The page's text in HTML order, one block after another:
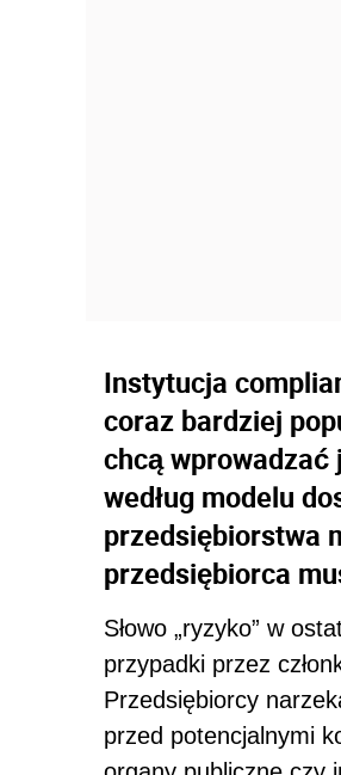
Instytucja
coraz bardziej
chcą
według modelu
przedsiębiorstwa
przedsiębiorca
Słowo „ryzyko” w
przypadki przez
Przedsiębiorcy
przed potencjalnymi